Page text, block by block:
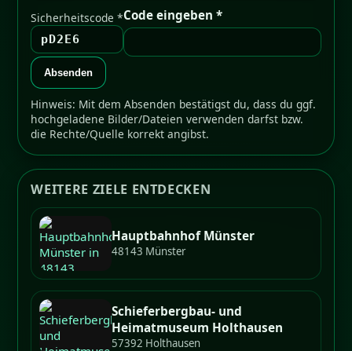
Sicherheitscode *
pD2E6
Code eingeben *
Absenden
Hinweis: Mit dem Absenden bestätigst du, dass du ggf.
hochgeladene Bilder/Dateien verwenden darfst bzw.
die Rechte/Quelle korrekt angibst.
WEITERE ZIELE ENTDECKEN
Hauptbahnhof Münster
48143 Münster
Schieferbergbau- und
Heimatmuseum Holthausen
57392 Holthausen